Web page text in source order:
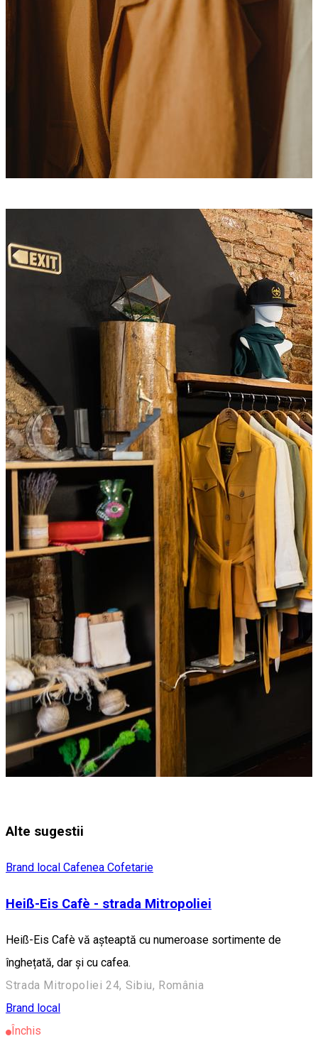
Alte sugestii
Brand local Cafenea Cofetarie
Heiß-Eis Cafè - strada Mitropoliei
Heiß-Eis Cafè vă așteaptă cu numeroase sortimente de
înghețată, dar și cu cafea.
Strada Mitropoliei 24, Sibiu, România
Brand local
Închis